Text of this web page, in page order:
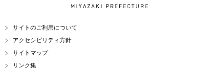
MIYAZAKI PREFECTURE
サイトのご利用について
アクセシビリティ方針
サイトマップ
リンク集